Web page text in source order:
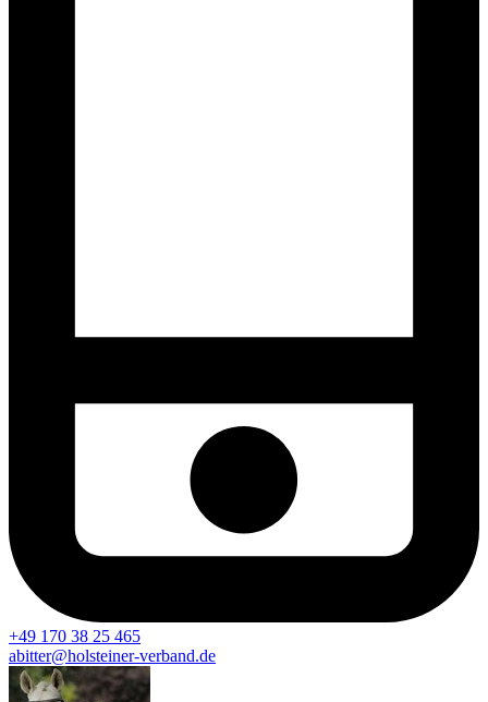
+49 170 38 25 465
abitter@holsteiner-verband.de